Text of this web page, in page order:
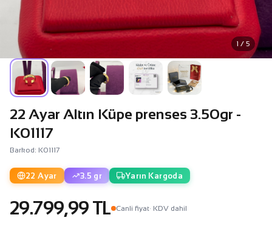
1 / 5
22 Ayar Altın Küpe prenses 3.50gr -
K01117
Barkod: K01117
22 Ayar 3.5 gr Yarın Kargoda
29.799,99 TL Canli fiyat· KDV dahil